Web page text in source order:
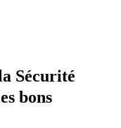
Sécurité
bons